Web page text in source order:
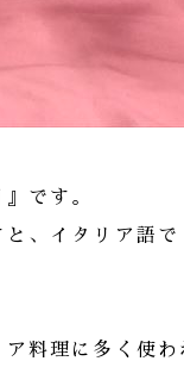
です。
、イタリア語
料理に多く使